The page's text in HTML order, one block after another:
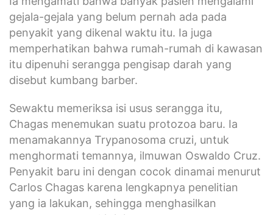
gejala-gejala yang belum pernah ada pada
penyakit yang dikenal waktu itu. Ia juga
memperhatikan bahwa rumah-rumah di kawasan
itu dipenuhi serangga pengisap darah yang
disebut kumbang barber.
Sewaktu memeriksa isi usus serangga itu,
Chagas menemukan suatu protozoa baru. Ia
menamakannya Trypanosoma cruzi, untuk
menghormati temannya, ilmuwan Oswaldo Cruz.
Penyakit baru ini dengan cocok dinamai menurut
Carlos Chagas karena lengkapnya penelitian
yang ia lakukan, sehingga menghasilkan